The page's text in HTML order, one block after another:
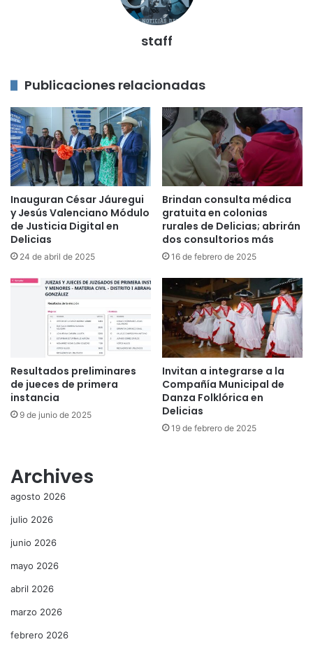
staff
Publicaciones relacionadas
Inauguran César Jáuregui
y Jesús Valenciano Módulo
de Justicia Digital en
Delicias
24 de abril de 2025
Brindan consulta médica
gratuita en colonias
rurales de Delicias; abrirán
dos consultorios más
16 de febrero de 2025
Resultados preliminares
de jueces de primera
instancia
9 de junio de 2025
Invitan a integrarse a la
Compañía Municipal de
Danza Folklórica en
Delicias
19 de febrero de 2025
Archives
agosto 2026
julio 2026
junio 2026
mayo 2026
abril 2026
marzo 2026
febrero 2026